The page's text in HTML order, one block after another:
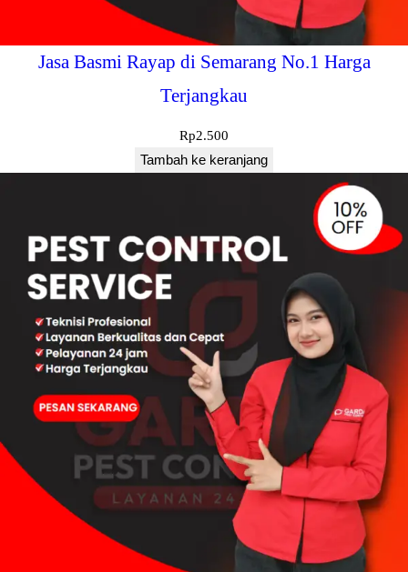
Jasa Basmi Rayap di Semarang No.1 Harga
Terjangkau
Rp2.500
Tambah ke keranjang